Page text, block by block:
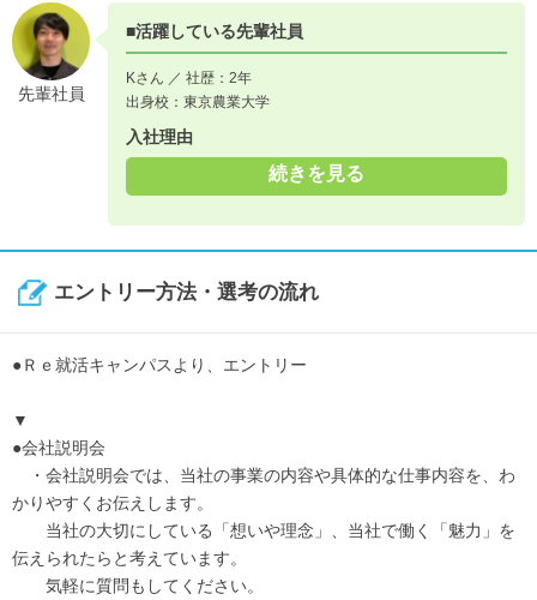
先輩社員
■活躍している先輩社員
Kさん ／ 社歴：2年
出身校：東京農業大学
入社理由
続きを見る
エントリー方法・選考の流れ
●Ｒｅ就活キャンパスより、エントリー
▼
●会社説明会
・会社説明会では、当社の事業の内容や具体的な仕事内容を、わ
かりやすくお伝えします。
当社の大切にしている「想いや理念」、当社で働く「魅力」を
伝えられたらと考えています。
気軽に質問もしてください。